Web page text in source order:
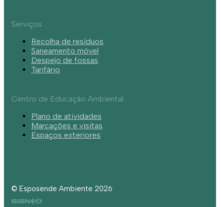
Serviços
Recolha de resíduos
Saneamento móvel
Despejo de fossas
Tarifário
Centro de Educação Ambiental
Plano de atividades
Marcações e visitas
Espaços exteriores
© Esposende Ambiente 2026